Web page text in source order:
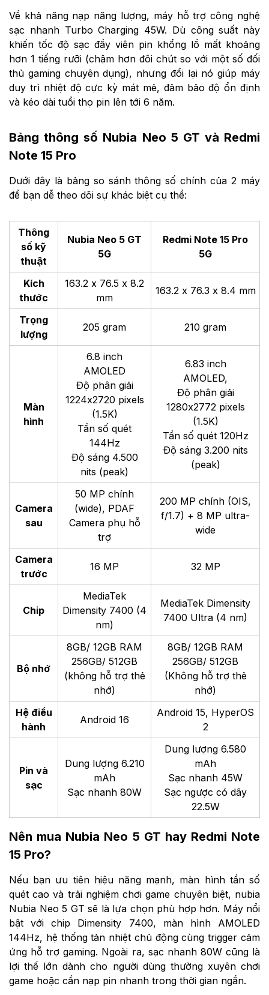
Về khả năng nạp năng lượng, máy hỗ trợ công nghệ
sạc nhanh Turbo Charging 45W. Dù công suất này
khiến tốc độ sạc đầy viên pin khổng lồ mất khoảng
hơn 1 tiếng rưỡi (chậm hơn đôi chút so với một số đối
thủ gaming chuyên dụng), nhưng đổi lại nó giúp máy
duy trì nhiệt độ cực kỳ mát mẻ, đảm bảo độ ổn định
và kéo dài tuổi thọ pin lên tới 6 năm.
Bảng thông số Nubia Neo 5 GT và Redmi
Note 15 Pro
Dưới đây là bảng so sánh thông số chính của 2 máy
để bạn dễ theo dõi sự khác biệt cụ thể:
Thông
số kỹ
thuật
Nubia Neo 5 GT
5G
Redmi Note 15 Pro
5G
Kích
thước
163.2 x 76.5 x 8.2
mm
163.2 x 76.3 x 8.4 mm
Trọng
lượng
205 gram 210 gram
Màn
hình
6.8 inch
AMOLED
Độ phân giải
1224x2720 pixels
(1.5K)
Tần số quét
144Hz
Độ sáng 4.500
nits (peak)
6.83 inch
AMOLED,
Độ phân giải
1280x2772 pixels
(1.5K)
Tần số quét 120Hz
Độ sáng 3.200 nits
(peak)
Camera
sau
50 MP chính
(wide), PDAF
Camera phụ hỗ
trợ
200 MP chính (OIS,
f/1.7) + 8 MP ultra-
wide
Camera
trước
16 MP 32 MP
Chip
MediaTek
Dimensity 7400 (4
nm)
MediaTek Dimensity
7400 Ultra (4 nm)
Bộ nhớ
8GB/ 12GB RAM
256GB/ 512GB
(không hỗ trợ thẻ
nhớ)
8GB/ 12GB RAM
256GB/ 512GB
(Không hỗ trợ thẻ
nhớ)
Hệ điều
hành
Android 16
Android 15, HyperOS
2
Pin và
sạc
Dung lượng 6.210
mAh
Sạc nhanh 80W
Dung lượng 6.580
mAh
Sạc nhanh 45W
Sạc ngược có dây
22.5W
Nên mua Nubia Neo 5 GT hay Redmi Note
15 Pro?
Nếu bạn ưu tiên hiệu năng mạnh, màn hình tần số
quét cao và trải nghiệm chơi game chuyên biệt, nubia
Nubia Neo 5 GT sẽ là lựa chọn phù hợp hơn. Máy nổi
bật với chip Dimensity 7400, màn hình AMOLED
144Hz, hệ thống tản nhiệt chủ động cùng trigger cảm
ứng hỗ trợ gaming. Ngoài ra, sạc nhanh 80W cũng là
lợi thế lớn dành cho người dùng thường xuyên chơi
game hoặc cần nạp pin nhanh trong thời gian ngắn.